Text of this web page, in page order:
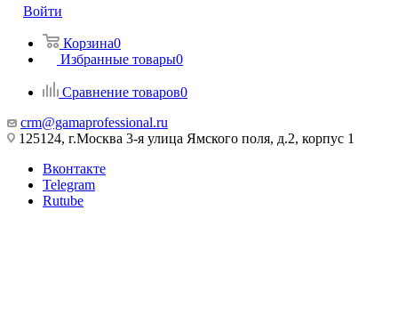
Войти
Корзина0
Избранные товары0
Сравнение товаров0
crm@gamaprofessional.ru
125124, г.Москва 3-я улица Ямского поля, д.2, корпус 1
Вконтакте
Telegram
Rutube